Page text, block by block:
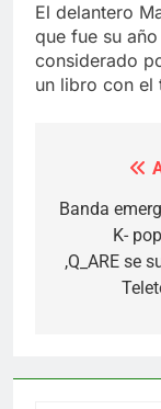
El delantero
que fue su
considerado
un libro con el
de
entradas
Banda
K-
,Q_ARE se